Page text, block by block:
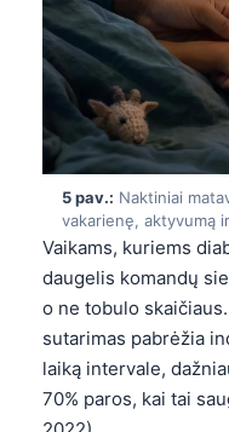
5 pav.: Naktiniai
vakarienę, aktyvumą
Vaikams, kuriems
daugelis komandų
o ne tobulo
sutarimas pabrėžia
laiką intervale,
70% paros, kai tai